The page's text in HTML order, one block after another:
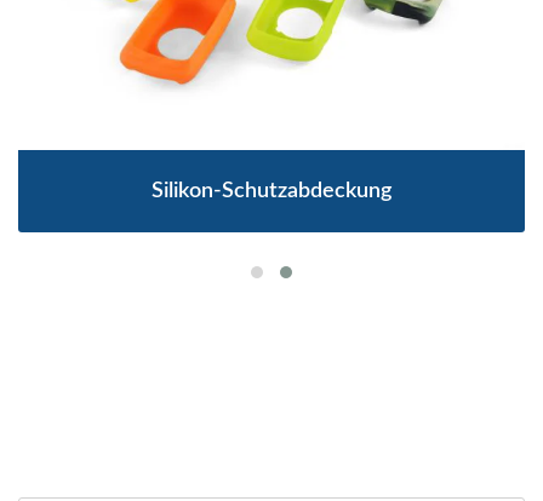
Silikon-Schutzabdeckung